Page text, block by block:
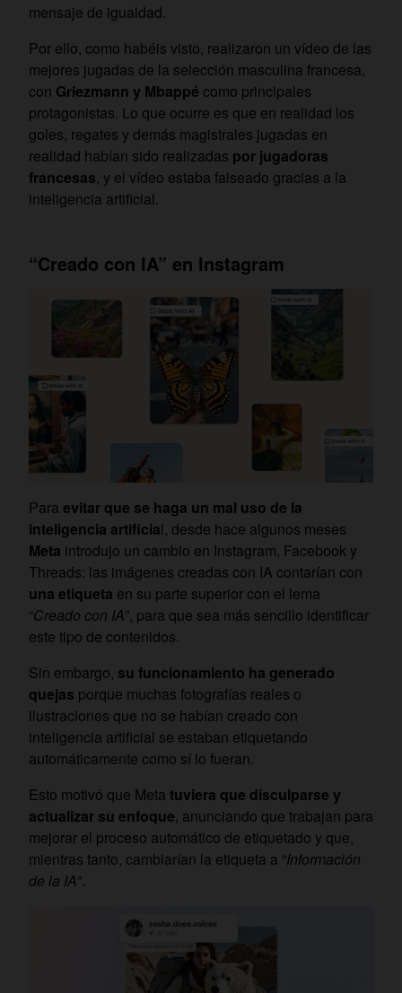
mensaje de igualdad.
Por ello, como habéis visto, realizaron un vídeo de las
mejores jugadas de la selección masculina francesa,
con Griezmann y Mbappé como principales
protagonistas. Lo que ocurre es que en realidad los
goles, regates y demás magistrales jugadas en
realidad habían sido realizadas por jugadoras
francesas, y el vídeo estaba falseado gracias a la
inteligencia artificial.
“Creado con IA” en Instagram
Para evitar que se haga un mal uso de la
inteligencia artificial, desde hace algunos meses
Meta introdujo un cambio en Instagram, Facebook y
Threads: las imágenes creadas con IA contarían con
una etiqueta en su parte superior con el lema
“Creado con IA”, para que sea más sencillo identificar
este tipo de contenidos.
Sin embargo, su funcionamiento ha generado
quejas porque muchas fotografías reales o
ilustraciones que no se habían creado con
inteligencia artificial se estaban etiquetando
automáticamente como sí lo fueran.
Esto motivó que Meta tuviera que disculparse y
actualizar su enfoque, anunciando que trabajan para
mejorar el proceso automático de etiquetado y que,
mientras tanto, cambiarían la etiqueta a “Información
de la IA”.